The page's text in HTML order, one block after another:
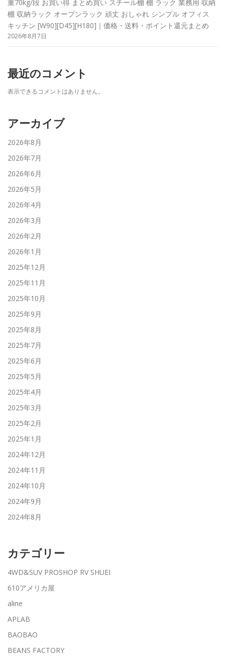
重70kg/段 お買い得 まとめ買い スチール棚 棚 ラック 業務用 収納
棚 収納ラック オープンラック 頑丈 おしゃれ シンプル オフィス
キッチン [W90][D45][H180]｜価格・送料・ポイント還元まとめ
2026年8月7日
最近のコメント
表示できるコメントはありません。
アーカイブ
2026年8月
2026年7月
2026年6月
2026年5月
2026年4月
2026年3月
2026年2月
2026年1月
2025年12月
2025年11月
2025年10月
2025年9月
2025年8月
2025年7月
2025年6月
2025年5月
2025年4月
2025年3月
2025年2月
2025年1月
2024年12月
2024年11月
2024年10月
2024年9月
2024年8月
カテゴリー
4WD&SUV PROSHOP RV SHUEI
610アメリカ屋
aline
APLAB
BAOBAO
BEANS FACTORY